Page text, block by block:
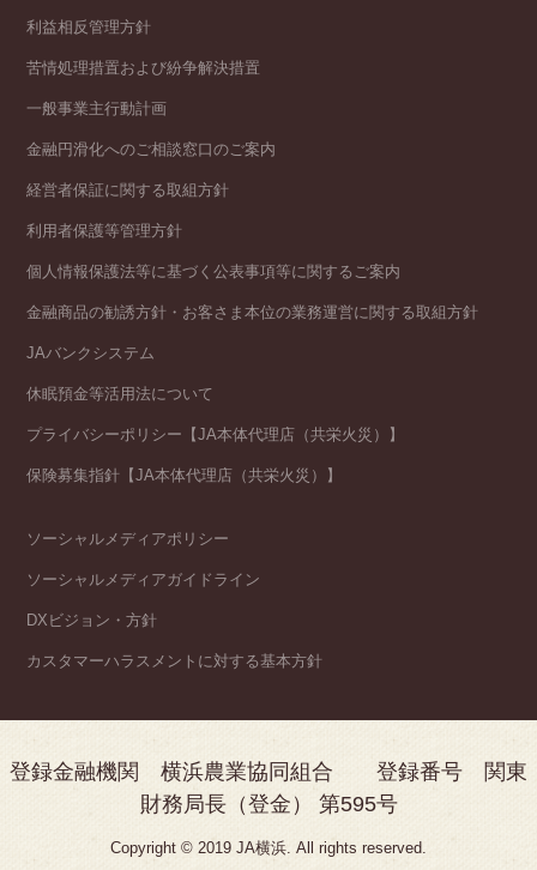
利益相反管理方針
苦情処理措置および紛争解決措置
一般事業主行動計画
金融円滑化へのご相談窓口のご案内
経営者保証に関する取組方針
利用者保護等管理方針
個人情報保護法等に基づく公表事項等に関するご案内
金融商品の勧誘方針・お客さま本位の業務運営に関する取組方針
JAバンクシステム
休眠預金等活用法について
プライバシーポリシー【JA本体代理店（共栄火災）】
保険募集指針【JA本体代理店（共栄火災）】
ソーシャルメディアポリシー
ソーシャルメディアガイドライン
DXビジョン・方針
カスタマーハラスメントに対する基本方針
登録金融機関 横浜農業協同組合 登録番号 関東
財務局長（登金） 第595号
Copyright © 2019 JA横浜. All rights reserved.